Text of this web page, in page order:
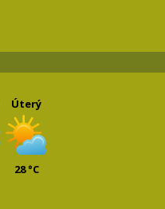
Úterý
28 °C